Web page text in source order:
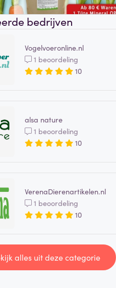
bedrijven
Vogelvoeronline.nl
1 beoordeling
10
alsa nature
1 beoordeling
10
VerenaDierenartikelen.nl
1 beoordeling
10
alles uit deze categorie